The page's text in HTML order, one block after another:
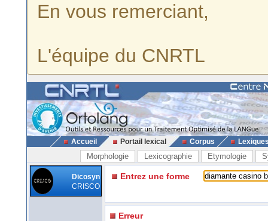
En vous remerciant,
L'équipe du CNRTL
Accueil Portail lexical Corpus
Morphologie Lexicographie Etymologie
Dicosyn
CRISCO
Entrez une forme
Erreur